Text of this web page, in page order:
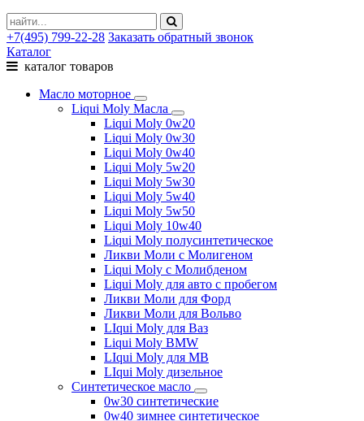
+7(495) 799-22-28 Заказать обратный звонок
Каталог
каталог товаров
Масло моторное
Liqui Moly Масла
Liqui Moly 0w20
Liqui Moly 0w30
Liqui Moly 0w40
Liqui Moly 5w20
Liqui Moly 5w30
Liqui Moly 5w40
Liqui Moly 5w50
Liqui Moly 10w40
Liqui Moly полусинтетическое
Ликви Моли с Молигеном
Liqui Moly с Молибденом
Liqui Moly для авто с пробегом
Ликви Моли для Форд
Ликви Моли для Вольво
LIqui Moly для Ваз
Liqui Moly BMW
LIqui Moly для MB
LIqui Moly дизельное
Синтетическое масло
0w30 синтетические
0w40 зимнее синтетическое